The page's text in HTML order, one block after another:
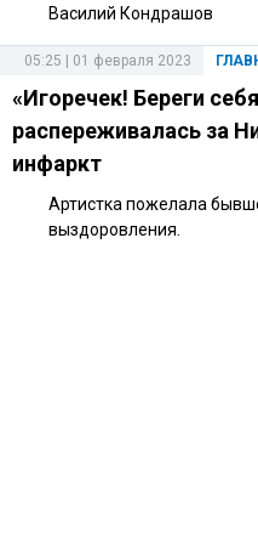
Василий Кондрашов
05:25 | 01 февраля 2023
«Игоречек! Береги
распереживалась за
инфаркт
Артистка пожелала
выздоровления.